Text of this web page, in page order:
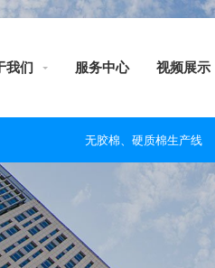
我们 服务中心 视频展示
无胶棉、硬质棉生产线